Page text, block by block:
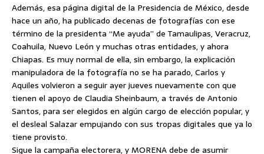
Además, esa página digital de la Presidencia de México, desde
hace un año, ha publicado decenas de fotografías con ese
término de la presidenta “Me ayuda” de Tamaulipas, Veracruz,
Coahuila, Nuevo León y muchas otras entidades, y ahora
Chiapas. Es muy normal de ella, sin embargo, la explicación
manipuladora de la fotografía no se ha parado, Carlos y
Aquiles volvieron a seguir ayer jueves nuevamente con que
tienen el apoyo de Claudia Sheinbaum, a través de Antonio
Santos, para ser elegidos en algún cargo de elección popular, y
el desleal Salazar empujando con sus tropas digitales que ya lo
tiene provisto.
Sigue la campaña electorera, y MORENA debe de asumir